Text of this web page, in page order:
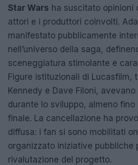
Star Wars ha suscitato opinioni
attori e i produttori coinvolti.
manifestato pubblicamente
nell’universo della saga,
sceneggiatura stimolante e
Figure istituzionali di Lucasfilm,
Kennedy e Dave Filoni,
durante lo sviluppo, almeno fino
finale. La cancellazione ha
diffusa: i fan si sono mobilitati
organizzato iniziative pubbliche
rivalutazione del progetto.